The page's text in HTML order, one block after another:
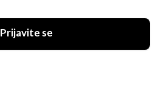
Prijavite se